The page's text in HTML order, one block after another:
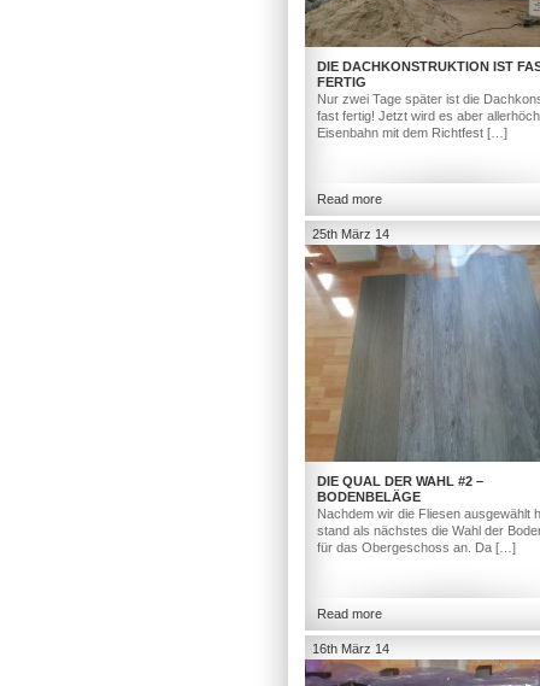
DIE DACHKONSTRUKTION IST
FERTIG
Nur zwei Tage später ist die
fast fertig! Jetzt wird es aber
Eisenbahn mit dem Richtfest […]
Read more
25th März 14
DIE QUAL DER WAHL #2 –
BODENBELÄGE
Nachdem wir die Fliesen ausgewählt
stand als nächstes die Wahl der
für das Obergeschoss an. Da […]
Read more
16th März 14